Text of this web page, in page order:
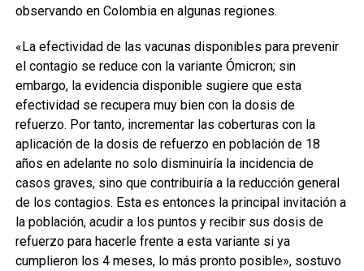
observando en Colombia en algunas regiones.
«La efectividad de las vacunas disponibles para prevenir
el contagio se reduce con la variante Ómicron; sin
embargo, la evidencia disponible sugiere que esta
efectividad se recupera muy bien con la dosis de
refuerzo. Por tanto, incrementar las coberturas con la
aplicación de la dosis de refuerzo en población de 18
años en adelante no solo disminuiría la incidencia de
casos graves, sino que contribuiría a la reducción general
de los contagios. Esta es entonces la principal invitación a
la población, acudir a los puntos y recibir sus dosis de
refuerzo para hacerle frente a esta variante si ya
cumplieron los 4 meses, lo más pronto posible», sostuvo